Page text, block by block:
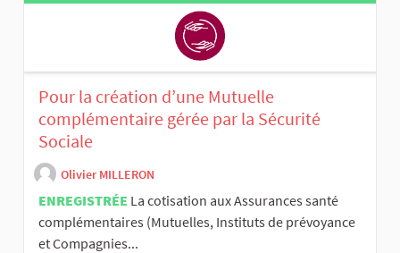
Pour la création d’une Mutuelle
complémentaire gérée par la Sécurité
Sociale
Olivier MILLERON
ENREGISTRÉE La cotisation aux Assurances santé
complémentaires (Mutuelles, Instituts de prévoyance
et Compagnies...